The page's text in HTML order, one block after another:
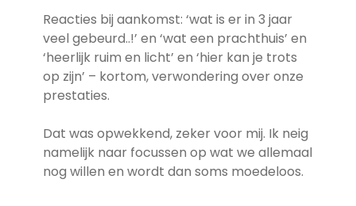
Reacties bij aankomst: ‘wat is er in 3 jaar
veel gebeurd..!’ en ‘wat een prachthuis’ en
‘heerlijk ruim en licht’ en ‘hier kan je trots
op zijn’ – kortom, verwondering over onze
prestaties.
Dat was opwekkend, zeker voor mij. Ik neig
namelijk naar focussen op wat we allemaal
nog willen en wordt dan soms moedeloos.